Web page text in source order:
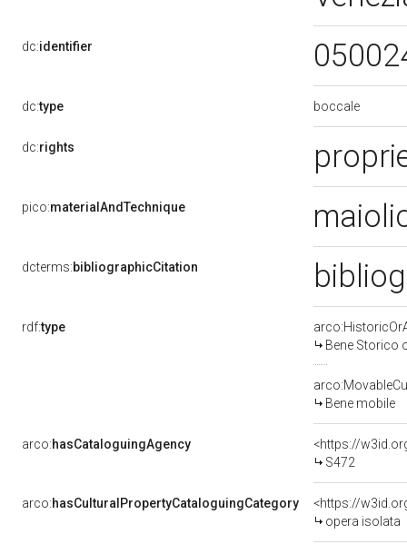
dc:identifier
dc:type boccale
dc:rights
pico:materialAndTechnique
dcterms:bibliographicCitation
rdf:type
Bene Storico
Bene mobile
arco:hasCataloguingAgency
<https://
S472
arco:hasCulturalPropertyCataloguingCategory
<https://
opera isolata